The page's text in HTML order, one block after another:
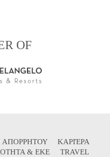
OF
ΑΠΟΡΡΗΤΟΥ
ΚΑΡΙΈΡΑ
& ΕΚΕ
TRAVEL